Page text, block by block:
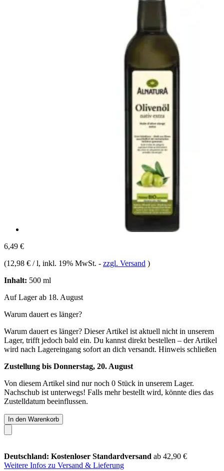
6,49 €
(12,98 € / l, inkl. 19% MwSt. - zzgl. Versand )
Inhalt: 500 ml
Auf Lager ab 18. August
Warum dauert es länger?
Warum dauert es länger? Dieser Artikel ist aktuell nicht in unserem
Lager, trifft jedoch bald ein. Du kannst direkt bestellen – der Artikel
wird nach Lagereingang sofort an dich versandt. Hinweis schließen
Zustellung bis Donnerstag, 20. August
Von diesem Artikel sind nur noch 0 Stück in unserem Lager.
Nachschub ist unterwegs! Falls mehr bestellt wird, könnte dies das
Zustelldatum beeinflussen.
In den Warenkorb
Deutschland: Kostenloser Standardversand ab 42,90 €
Weitere Infos zu Versand & Lieferung